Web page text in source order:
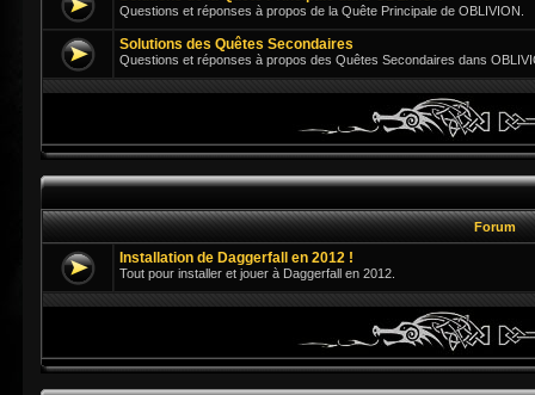
Questions et réponses à propos de la Quête Principale de OBLIVION.
Solutions des Quêtes Secondaires
Questions et réponses à propos des Quêtes Secondaires dans
Forum
Installation de Daggerfall en 2012 !
Tout pour installer et jouer à Daggerfall en 2012.